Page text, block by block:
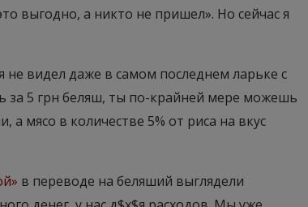
выгодно, а никто не пришел». Но сейчас я
не видел даже в самом последнем ларьке с
за 5 грн беляш, ты по-крайней мере можешь
а мясо в количестве 5% от риса на вкус
в переводе на беляший выглядели